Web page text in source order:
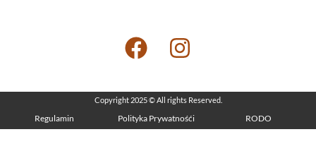
Copyright 2025 © All rights Reserved.
Regulamin Polityka Prywatnośći RODO